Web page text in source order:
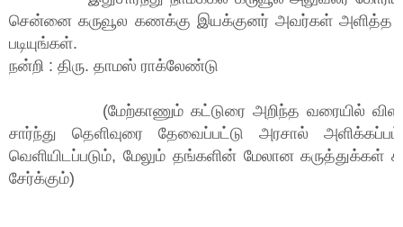
சென்னை கருவூல கணக்கு இயக்குனர் அவர்கள் அளித்த
படியுங்கள்.
நன்றி : திரு. தாமஸ் ராக்லேண்டு
(மேற்காணும் கட்டுரை அறிந்த வரையில்
சார்ந்து தெளிவுரை தேவைப்பட்டு அரசால்
வெளியிடப்படும், மேலும் தங்களின் மேலான கருத்துக்கள்
சேர்க்கும்)